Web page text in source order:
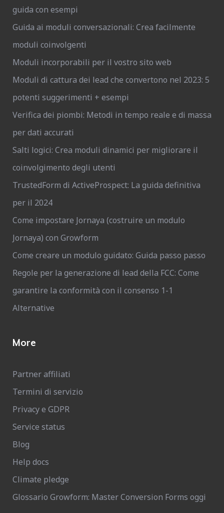
guida con esempi
Guida ai moduli conversazionali: Crea facilmente
moduli coinvolgenti
Moduli incorporabili per il vostro sito web
Moduli di cattura dei lead che convertono nel 2023: 5
potenti suggerimenti + esempi
Verifica dei piombi: Metodi in tempo reale e di massa
per dati accurati
Salti logici: Crea moduli dinamici per migliorare il
coinvolgimento degli utenti
TrustedForm di ActiveProspect: La guida definitiva
per il 2024
Come impostare Jornaya (costruire un modulo
Jornaya) con Growform
Come creare un modulo guidato: Guida passo passo
Regole per la generazione di lead della FCC: Come
garantire la conformità con il consenso 1-1
Alternative
More
Partner affiliati
Termini di servizio
Privacy e GDPR
Service status
Blog
Help docs
Climate pledge
Glossario Growform: Master Conversion Forms oggi